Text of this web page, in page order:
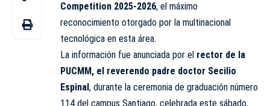
Competition 2025-2026, el máximo
reconocimiento otorgado por la multinacional
tecnológica en esta área.
La información fue anunciada por el rector de la
PUCMM, el reverendo padre doctor Secilio
Espinal, durante la ceremonia de graduación número
114 del campus Santiago, celebrada este sábado,